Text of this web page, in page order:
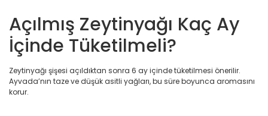
Açılmış Zeytinyağı Kaç Ay
İçinde Tüketilmeli?
Zeytinyağı şişesi açıldıktan sonra 6 ay içinde tüketilmesi önerilir.
Ayvada’nın taze ve düşük asitli yağları, bu süre boyunca aromasını
korur.